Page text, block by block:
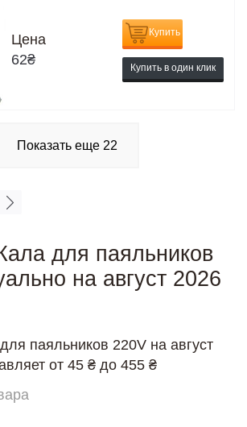
Цена
62₴
Купить
Купить в один клик
Показать еще 22
для паяльников
на август 2026
паяльников 220V на август
от 45 ₴ до 455 ₴